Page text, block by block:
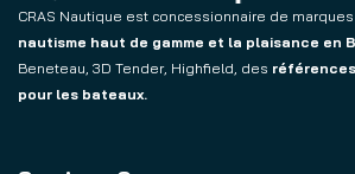
CRAS Nautique est concessionnaire de
nautisme haut de gamme et la plaisance en
Beneteau, 3D Tender, Highfield, des
pour les bateaux.